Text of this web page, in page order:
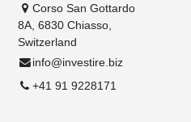
Corso San Gottardo
8A, 6830 Chiasso,
Switzerland
info@investire.biz
+41 91 9228171